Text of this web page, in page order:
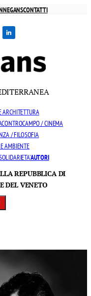
CONTATTI
linkedin
ARCHITETTURA
CONTROCAMPO / CINEMA
/ FILOSOFIA
AMBIENTE
AUTORI
REPUBBLICA DI
DEL VENETO